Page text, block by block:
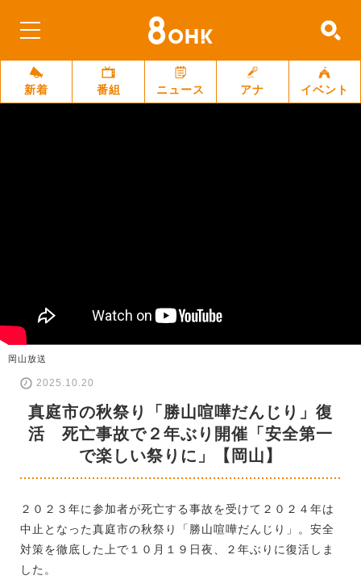
新着 番組 ニュース アナ イベント
岡山放送
2025.10.20
真庭市の秋祭り「勝山喧嘩だんじり」復
活 死亡事故で２年ぶり開催「安全第一
で楽しい祭りに」【岡山】
２０２３年に参加者が死亡する事故を受けて２０２４年は
中止となった真庭市の秋祭り「勝山喧嘩だんじり」。安全
対策を徹底した上で１０月１９日夜、２年ぶりに復活しま
した。